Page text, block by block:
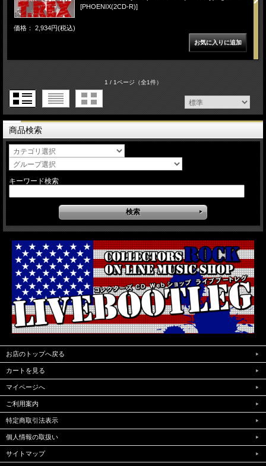
[PHOENIX(2CD-R)]
価格： 2,934円(税込)
1 / 1ページ（全1件）
商品検索
キーワード検索
お店のトップへ戻る
カートを見る
マイページへ
ご利用案内
特定商取引法表示
個人情報の取扱い
サイトマップ